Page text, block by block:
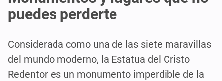
puedes perderte
Considerada como una de las siete maravillas
del mundo moderno, la Estatua del Cristo
Redentor es un monumento imperdible de la